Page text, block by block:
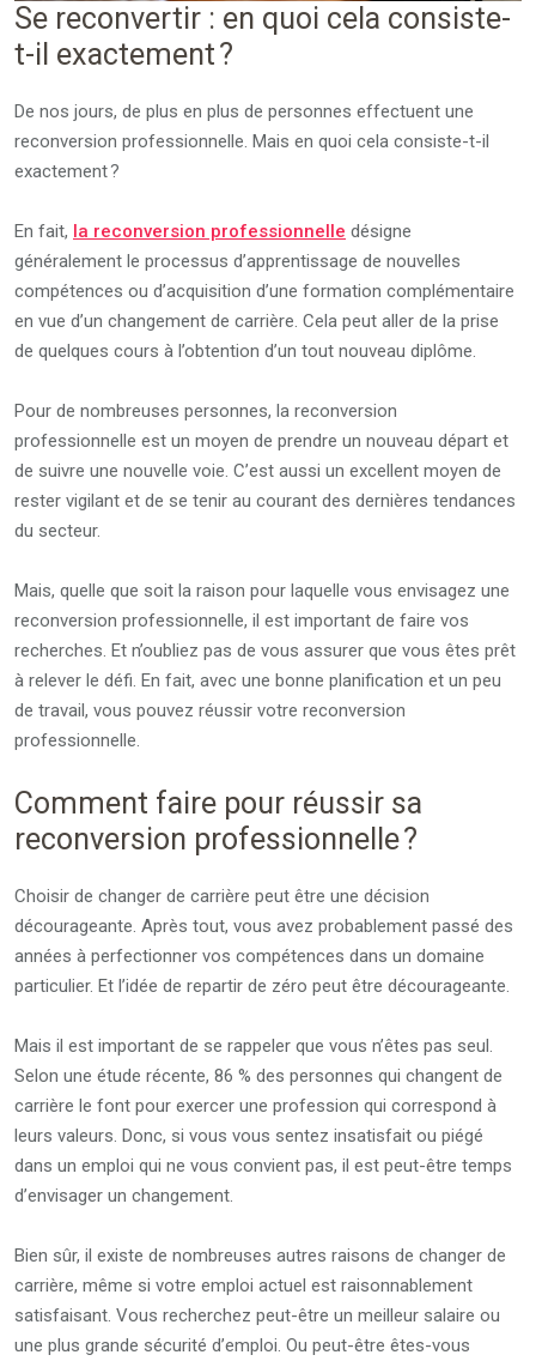
Se reconvertir : en quoi cela consiste-
t-il exactement ?
De nos jours, de plus en plus de personnes effectuent une
reconversion professionnelle. Mais en quoi cela consiste-t-il
exactement ?
En fait, la reconversion professionnelle désigne
généralement le processus d’apprentissage de nouvelles
compétences ou d’acquisition d’une formation complémentaire
en vue d’un changement de carrière. Cela peut aller de la prise
de quelques cours à l’obtention d’un tout nouveau diplôme.
Pour de nombreuses personnes, la reconversion
professionnelle est un moyen de prendre un nouveau départ et
de suivre une nouvelle voie. C’est aussi un excellent moyen de
rester vigilant et de se tenir au courant des dernières tendances
du secteur.
Mais, quelle que soit la raison pour laquelle vous envisagez une
reconversion professionnelle, il est important de faire vos
recherches. Et n’oubliez pas de vous assurer que vous êtes prêt
à relever le défi. En fait, avec une bonne planification et un peu
de travail, vous pouvez réussir votre reconversion
professionnelle.
Comment faire pour réussir sa
reconversion professionnelle ?
Choisir de changer de carrière peut être une décision
décourageante. Après tout, vous avez probablement passé des
années à perfectionner vos compétences dans un domaine
particulier. Et l’idée de repartir de zéro peut être décourageante.
Mais il est important de se rappeler que vous n’êtes pas seul.
Selon une étude récente, 86 % des personnes qui changent de
carrière le font pour exercer une profession qui correspond à
leurs valeurs. Donc, si vous vous sentez insatisfait ou piégé
dans un emploi qui ne vous convient pas, il est peut-être temps
d’envisager un changement.
Bien sûr, il existe de nombreuses autres raisons de changer de
carrière, même si votre emploi actuel est raisonnablement
satisfaisant. Vous recherchez peut-être un meilleur salaire ou
une plus grande sécurité d’emploi. Ou peut-être êtes-vous